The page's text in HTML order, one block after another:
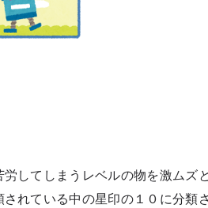
してしまうレベルの物を激ムズ
れている中の星印の１０に分類